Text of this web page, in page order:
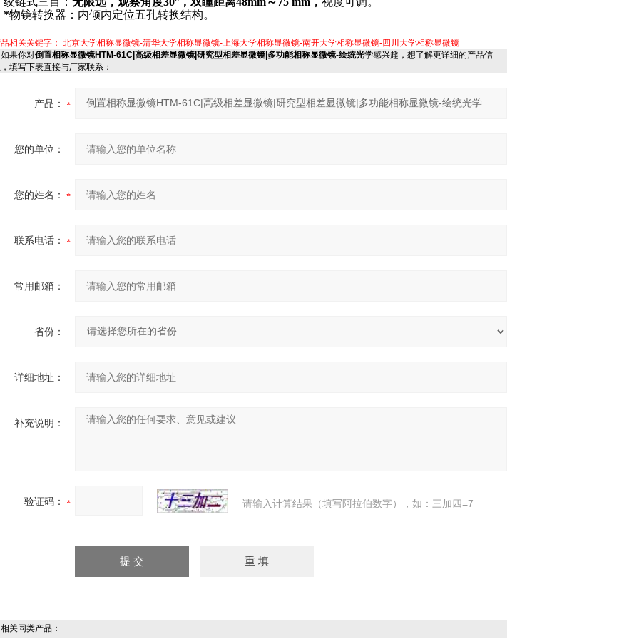
*物镜转换器：内倾内定位五孔转换结构。
相关关键字： 北京大学相称显微镜-清华大学相称显微镜-上海大学相称显微镜-南开大学相称显微镜-四川大学相称显微镜
果你对倒置相称显微镜HTM-61C|高级相差显微镜|研究型相差显微镜|多功能相称显微镜-绘统光学感兴趣，想了解更详细的产品信
填写下表直接与厂家联系：
产品：
您的单位：
您的姓名：
联系电话：
常用邮箱：
省份：
详细地址：
补充说明：
验证码： 请输入计算结果（填写阿拉伯数字），如：三加四=7
同类产品：